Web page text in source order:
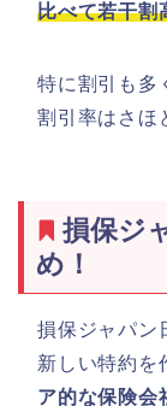
比べて若干割
特に割引も多
割引率はさほ
損保ジ
め！
損保ジャパン
新しい特約を
ア的な保険会